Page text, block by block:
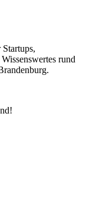
rund